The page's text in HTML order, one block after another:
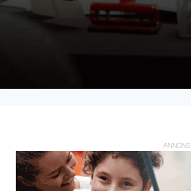
ANNONS